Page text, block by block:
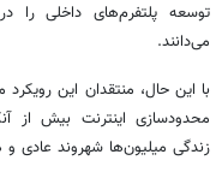
توسعه پلتفرم‌های داخلی را
می‌دانند.
با این حال، منتقدان این
محدودسازی اینترنت بیش از
زندگی میلیون‌ها شهروند عادی و